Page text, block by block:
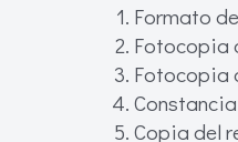
Formato
Fotocopia
Fotocopia
Copia del